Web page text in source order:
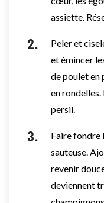
assiette.
Peler et
et émincer
de poulet en
en rondelles.
persil.
Faire fondre
sauteuse.
revenir
deviennent